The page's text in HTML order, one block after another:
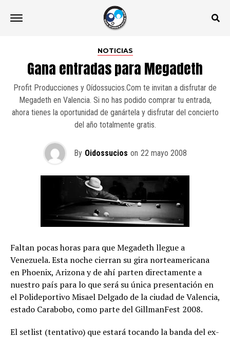
NOTICIAS
Gana entradas para Megadeth
Profit Producciones y Oídossucios.Com te invitan a disfrutar de
Megadeth en Valencia. Si no has podido comprar tu entrada,
ahora tienes la oportunidad de ganártela y disfrutar del concierto
del año totalmente gratis.
By Oidossucios on 22 mayo 2008
Faltan pocas horas para que Megadeth llegue a
Venezuela. Esta noche cierran su gira norteamericana
en Phoenix, Arizona y de ahí parten directamente a
nuestro país para lo que será su única presentación en
el Polideportivo Misael Delgado de la ciudad de Valencia,
estado Carabobo, como parte del GillmanFest 2008.
El setlist (tentativo) que estará tocando la banda del ex-